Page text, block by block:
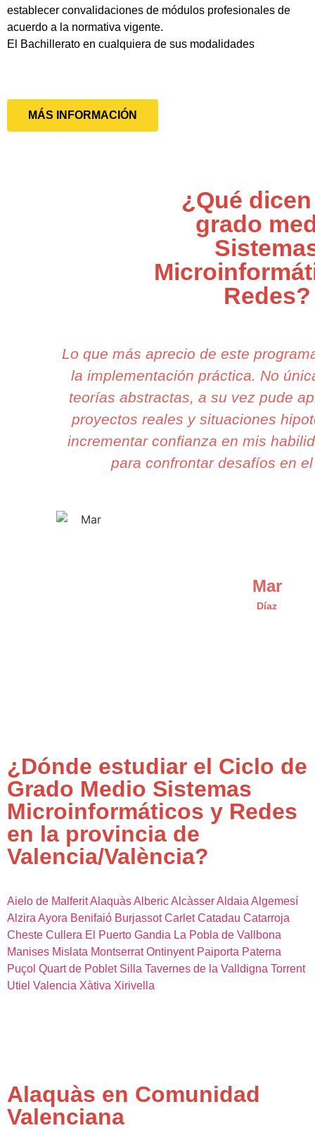
establecer convalidaciones de módulos profesionales de
acuerdo a la normativa vigente.
El Bachillerato en cualquiera de sus modalidades
MÁS INFORMACIÓN
¿Qué
grado
Redes?
Lo que más aprecio de este
la implementación práctica. No
teorías abstractas, a su vez pude
proyectos reales y situaciones
incrementar confianza en mis
para confrontar desafíos en
Mar
Díaz
¿Dónde estudiar el Ciclo de
Grado Medio Sistemas
Microinformáticos y Redes
en la provincia de
Valencia/València?
Aielo de MalferitAlaquàsAlbericAlcàsserAldaia Algemesí
Alzira Ayora Benifaió Burjassot Carlet Catadau Catarroja
Cheste Cullera El Puerto Gandia La Pobla de Vallbona
Manises Mislata Montserrat Ontinyent Paiporta Paterna
Puçol Quart de Poblet Silla Tavernes de la Valldigna Torrent
Utiel Valencia Xàtiva Xirivella
Alaquàs en Comunidad
Valenciana